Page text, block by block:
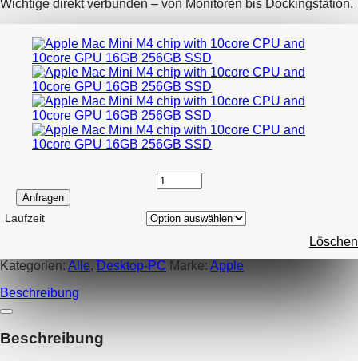
Wichtige direkt verbunden – von Monitoren bis Dockingstation.
Anfragen
Laufzeit
Löschen
Kategorien: Alle, Desktop-PC Marke: Apple
Beschreibung
Beschreibung